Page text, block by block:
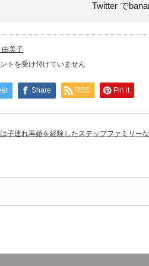
Twitter で
由美子
トを受け付けていません
Share RSS Pin it
子連れ再婚を経験したステップファミリー